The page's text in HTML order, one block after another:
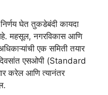
घेत तुकडेबंदी कायदा
महसूल, नगरविकास आणि
एक समिती तयार
एसओपी (Standard
करेल आणि त्यानंतर